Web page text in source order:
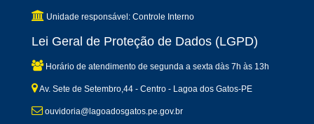
Unidade responsável: Controle Interno
Lei Geral de Proteção de Dados (LGPD)
Horário de atendimento de segunda a sexta dàs 7h às 13h
Av. Sete de Setembro,44 - Centro - Lagoa dos Gatos-PE
ouvidoria@lagoadosgatos.pe.gov.br